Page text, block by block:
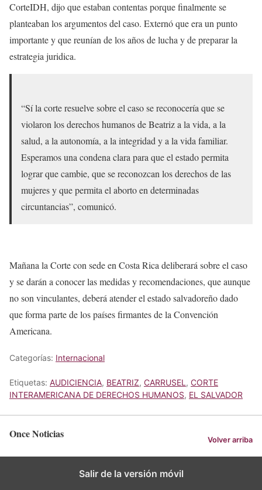
CorteIDH, dijo que estaban contentas porque finalmente se
planteaban los argumentos del caso. Externó que era un punto
importante y que reunían de los años de lucha y de preparar la
estrategia juridica.
“Sí la corte resuelve sobre el caso se reconocería que se
violaron los derechos humanos de Beatriz a la vida, a la
salud, a la autonomía, a la integridad y a la vida familiar.
Esperamos una condena clara para que el estado permita
lograr que cambie, que se reconozcan los derechos de las
mujeres y que permita el aborto en determinadas
circuntancias”, comunicó.
Mañana la Corte con sede en Costa Rica deliberará sobre el caso
y se darán a conocer las medidas y recomendaciones, que aunque
no son vinculantes, deberá atender el estado salvadoreño dado
que forma parte de los países firmantes de la Convención
Americana.
Categorías: Internacional
Etiquetas: AUDICIENCIA, BEATRIZ, CARRUSEL , CORTE
INTERAMERICANA DE DERECHOS HUMANOS, EL SALVADOR
Once Noticias Volver arriba
Salir de la versión móvil